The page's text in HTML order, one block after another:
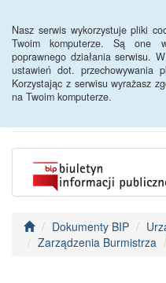
Nasz serwis wykorzystuje pliki
Twoim komputerze. Są one
poprawnego działania serwisu.
ustawień dot. przechowywania
Korzystając z serwisu wyrażasz
na Twoim komputerze.
BIP -
Dokumenty BIP
Zarządzenia Burmistrza